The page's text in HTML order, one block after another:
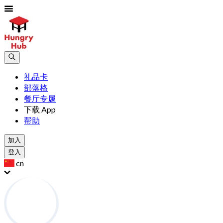
礼品卡
部落格
餐厅专属
下载 App
帮助
加入
登入
cn